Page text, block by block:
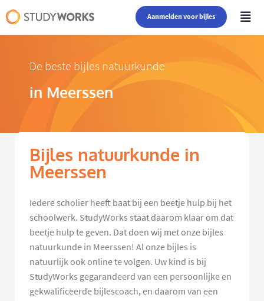
Aanmelden voor bijles
De beste bijles natuurkunde
in Meerssen
Bijles natuurkunde in
Meerssen
Iedere scholier heeft baat bij een beetje hulp bij het
schoolwerk. StudyWorks staat daarom klaar om dat
beetje hulp te geven. Dat doen wij met onze bijles
natuurkunde in Meerssen! Al onze bijles is
natuurlijk ook online te volgen. Uw kind is bij
StudyWorks gegarandeerd van een persoonlijke en
gekwalificeerde bijlescoach, en daarom van een